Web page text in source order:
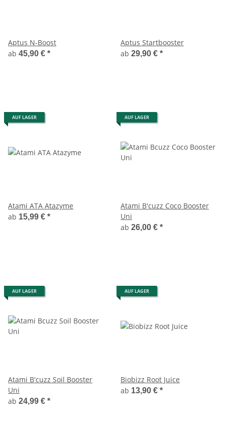
Aptus N-Boost
ab 45,90 € *
Aptus Startbooster
ab 29,90 € *
AUF LAGER
Atami ATA Atazyme
ab 15,99 € *
AUF LAGER
Atami B'cuzz Coco Booster
Uni
ab 26,00 € *
AUF LAGER
Atami B'cuzz Soil Booster
Uni
ab 24,99 € *
AUF LAGER
Biobizz Root Juice
ab 13,90 € *